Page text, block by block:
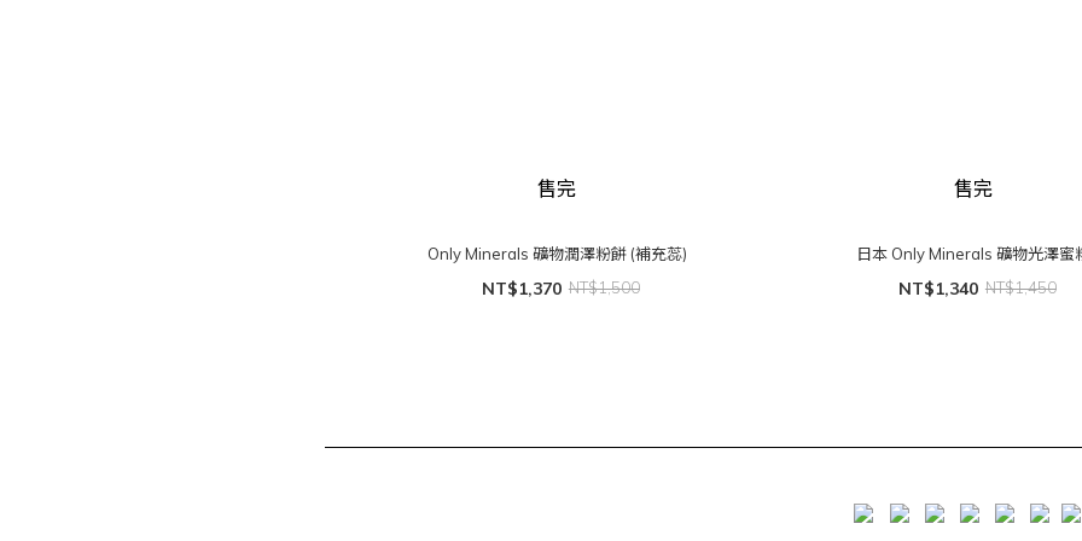
售完
Only Minerals 礦物潤澤粉餅 (補充蕊)
NT$1,370 NT$1,500
售完
日本 Only Minerals 礦物光澤蜜
NT$1,340 NT$1,450